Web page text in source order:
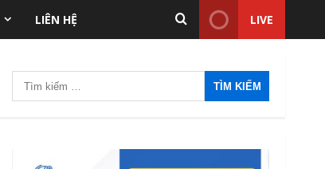
LIÊN HỆ LIVE
Tìm
kiếm
ANTT Tại TP.HCM Năm
Điều kiện thu nhập bảo
lãnh visa F-6 (visa kết hôn